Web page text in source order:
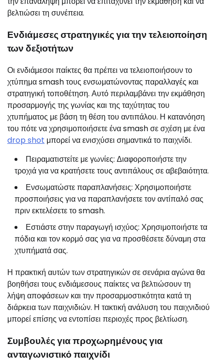
βελτιώσει τη συνέπεια.
Ενδιάμεσες στρατηγικές για την τελειοποίηση
των δεξιοτήτων
Οι ενδιάμεσοι παίκτες θα πρέπει να τελειοποιήσουν το
χτύπημα smash τους ενσωματώνοντας παραλλαγές και
στρατηγική τοποθέτηση. Αυτό περιλαμβάνει την εκμάθηση
προσαρμογής της γωνίας και της ταχύτητας του
χτυπήματος με βάση τη θέση του αντιπάλου. Η κατανόηση
του πότε να χρησιμοποιήσετε ένα smash σε σχέση με ένα
drop shot μπορεί να ενισχύσει σημαντικά το παιχνίδι.
Πειραματιστείτε με γωνίες: Διαφοροποιήστε την
τροχιά για να κρατήσετε τους αντιπάλους σε αβεβαιότητα.
Ενσωματώστε παραπλανήσεις: Χρησιμοποιήστε
προσποιήσεις για να παραπλανήσετε τον αντίπαλό σας
πριν εκτελέσετε το smash.
Εστιάστε στην παραγωγή ισχύος: Χρησιμοποιήστε τα
πόδια και τον κορμό σας για να προσθέσετε δύναμη στα
χτυπήματά σας.
Η πρακτική αυτών των στρατηγικών σε σενάρια αγώνα θα
βοηθήσει τους ενδιάμεσους παίκτες να βελτιώσουν τη
λήψη αποφάσεων και την προσαρμοστικότητα κατά τη
διάρκεια των παιχνιδιών. Η τακτική ανάλυση του παιχνιδιού
μπορεί επίσης να εντοπίσει περιοχές προς βελτίωση.
Συμβουλές για προχωρημένους για
ανταγωνιστικό παιχνίδι